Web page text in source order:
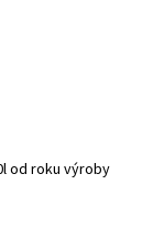
od roku výroby